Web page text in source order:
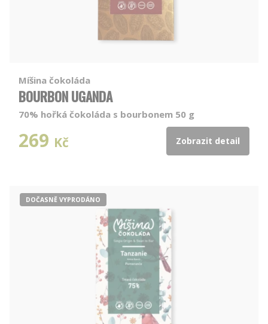
Míšina čokoláda
BOURBON UGANDA
70% hořká čokoláda s bourbonem 50 g
269 Kč Zobrazit detail
DOČASNĚ VYPRODÁNO